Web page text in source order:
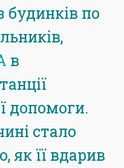
будинків по
в
допомоги.
стало
як її вдарив